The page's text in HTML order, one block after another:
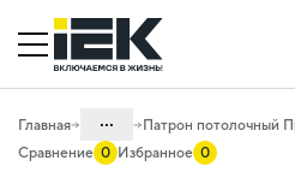
Главная ...
Сравнение 0 Избранное 0